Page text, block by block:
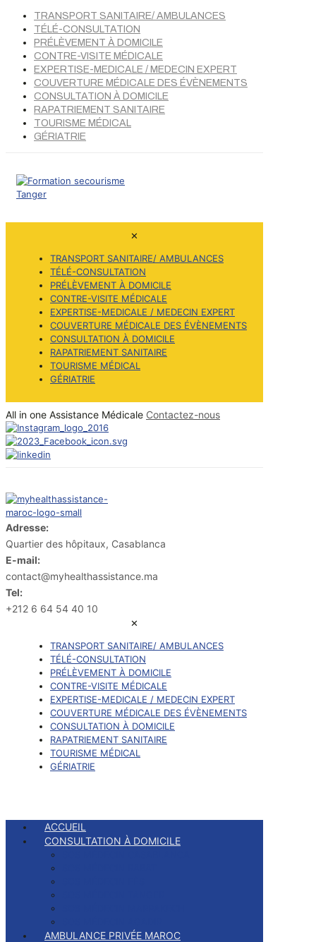
TRANSPORT SANITAIRE/ AMBULANCES
TÉLÉ-CONSULTATION
PRÉLÈVEMENT À DOMICILE
CONTRE-VISITE MÉDICALE
EXPERTISE-MEDICALE / MEDECIN EXPERT
COUVERTURE MÉDICALE DES ÉVÈNEMENTS
CONSULTATION À DOMICILE
RAPATRIEMENT SANITAIRE
TOURISME MÉDICAL
GÉRIATRIE
✕
TRANSPORT SANITAIRE/ AMBULANCES
TÉLÉ-CONSULTATION
PRÉLÈVEMENT À DOMICILE
CONTRE-VISITE MÉDICALE
EXPERTISE-MEDICALE / MEDECIN EXPERT
COUVERTURE MÉDICALE DES ÉVÈNEMENTS
CONSULTATION À DOMICILE
RAPATRIEMENT SANITAIRE
TOURISME MÉDICAL
GÉRIATRIE
All in one Assistance Médicale Contactez-nous
Adresse:
Quartier des hôpitaux, Casablanca
E-mail:
contact@myhealthassistance.ma
Tel:
+212 6 64 54 40 10
✕
TRANSPORT SANITAIRE/ AMBULANCES
TÉLÉ-CONSULTATION
PRÉLÈVEMENT À DOMICILE
CONTRE-VISITE MÉDICALE
EXPERTISE-MEDICALE / MEDECIN EXPERT
COUVERTURE MÉDICALE DES ÉVÈNEMENTS
CONSULTATION À DOMICILE
RAPATRIEMENT SANITAIRE
TOURISME MÉDICAL
GÉRIATRIE
ACCUEIL
CONSULTATION À DOMICILE
AMBULANCE PRIVÉE MAROC